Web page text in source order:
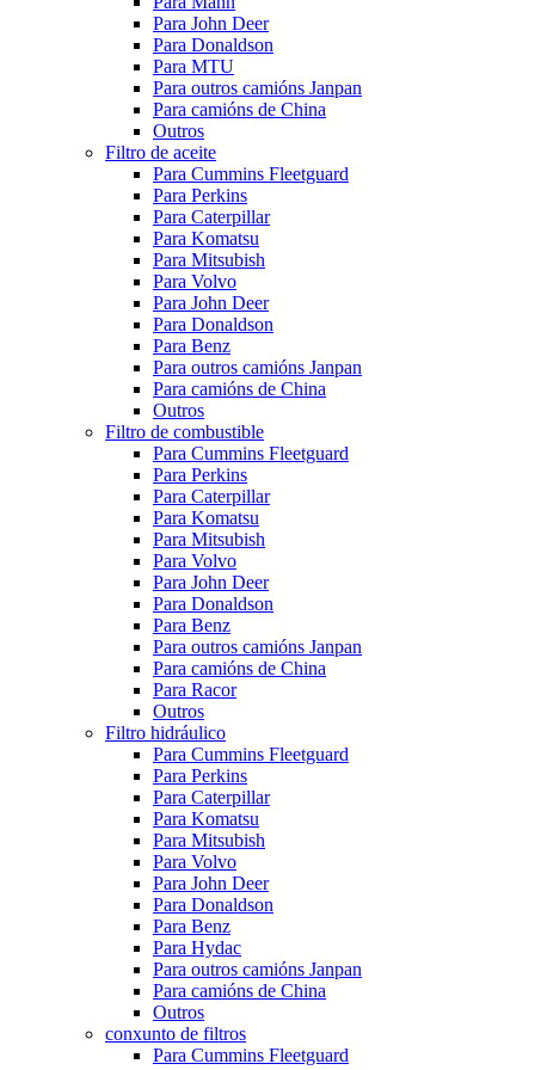
Para John Deer
Para Donaldson
Para MTU
Para outros camións Janpan
Para camións de China
Outros
Filtro de aceite
Para Cummins Fleetguard
Para Perkins
Para Caterpillar
Para Komatsu
Para Mitsubish
Para Volvo
Para John Deer
Para Donaldson
Para Benz
Para outros camións Janpan
Para camións de China
Outros
Filtro de combustible
Para Cummins Fleetguard
Para Perkins
Para Caterpillar
Para Komatsu
Para Mitsubish
Para Volvo
Para John Deer
Para Donaldson
Para Benz
Para outros camións Janpan
Para camións de China
Para Racor
Outros
Filtro hidráulico
Para Cummins Fleetguard
Para Perkins
Para Caterpillar
Para Komatsu
Para Mitsubish
Para Volvo
Para John Deer
Para Donaldson
Para Benz
Para Hydac
Para outros camións Janpan
Para camións de China
Outros
conxunto de filtros
Para Cummins Fleetguard